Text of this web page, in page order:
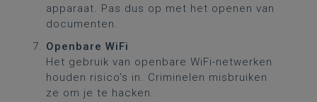
apparaat. Pas dus op met het openen van
documenten.
Openbare WiFi
Het gebruik van openbare WiFi-netwerken
houden risico’s in. Criminelen misbruiken
ze om je te hacken.